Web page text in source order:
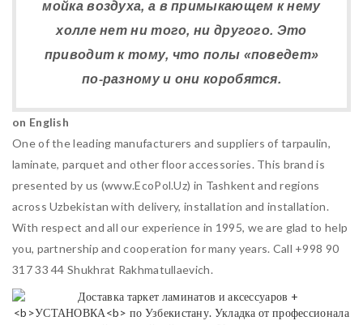
мойка воздуха, а в примыкающем к нему
холле нет ни того, ни другого. Это
приводит к тому, что полы «поведет»
по-разному и они коробятся.
on English
One of the leading manufacturers and suppliers of tarpaulin,
laminate, parquet and other floor accessories. This brand is
presented by us (www.EcoPol.Uz) in Tashkent and regions
across Uzbekistan with delivery, installation and installation.
With respect and all our experience in 1995, we are glad to help
you, partnership and cooperation for many years. Call +998 90
317 33 44 Shukhrat Rakhmatullaevich.